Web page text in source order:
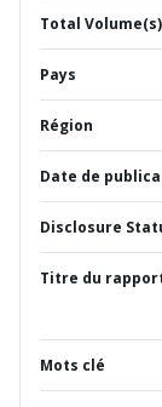
Total Volume(s)
Pays
Région
Date de
Disclosure
Titre du
Mots clé